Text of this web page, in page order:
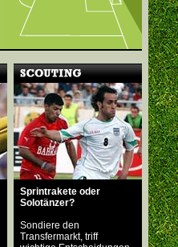
Sprintrakete oder
Solotänzer?
Sondiere den
Transfermarkt, triff